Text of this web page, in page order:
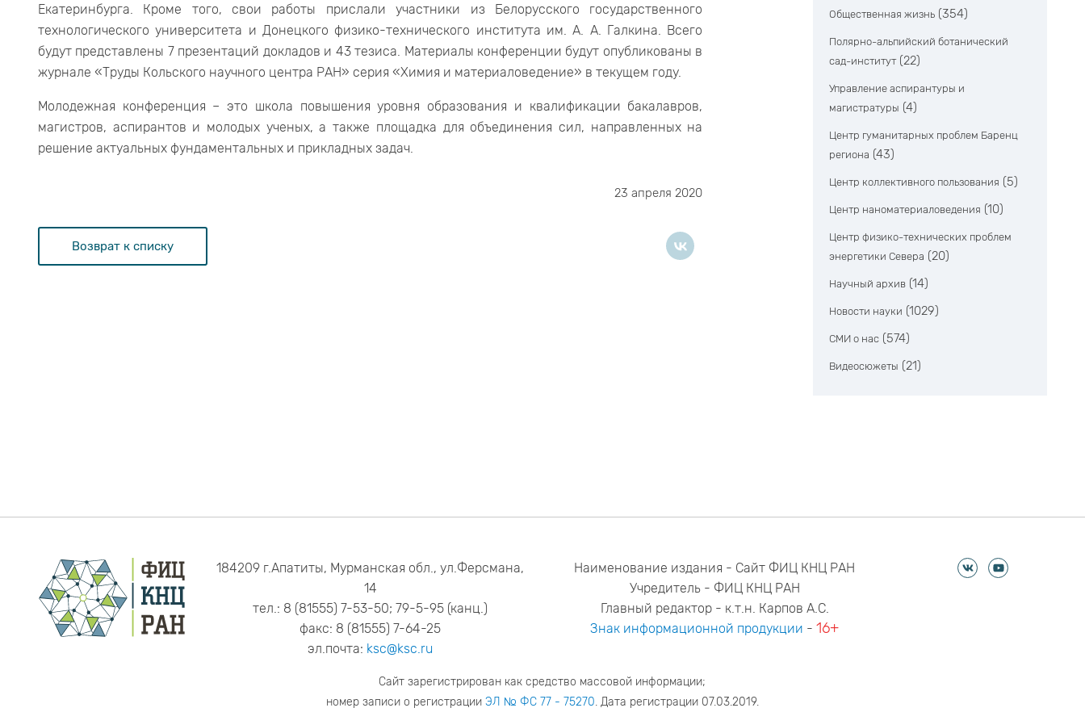
Екатеринбурга. Кроме того, свои работы прислали участники из Белорусского государственного
технологического университета и Донецкого физико-технического института им. А. А. Галкина. Всего
будут представлены 7 презентаций докладов и 43 тезиса. Материалы конференции будут опубликованы в
журнале «Труды Кольского научного центра РАН» серия «Химия и материаловедение» в текущем году.
Молодежная конференция – это школа повышения уровня образования и квалификации бакалавров,
магистров, аспирантов и молодых ученых, а также площадка для объединения сил, направленных на
решение актуальных фундаментальных и прикладных задач.
23 апреля 2020
Возврат к списку
Общественная жизнь (354)
Полярно-альпийский ботанический
сад-институт (22)
Управление аспирантуры и
магистратуры (4)
Центр гуманитарных проблем Баренц
региона (43)
Центр коллективного пользования (5)
Центр наноматериаловедения (10)
Центр физико-технических проблем
энергетики Севера (20)
Научный архив (14)
Новости науки (1029)
СМИ о нас (574)
Видеосюжеты (21)
184209 г.Апатиты, Мурманская обл., ул.Ферсмана,
14
тел.: 8 (81555) 7-53-50; 79-5-95 (канц.)
факс: 8 (81555) 7-64-25
эл.почта: ksc@ksc.ru
Наименование издания - Сайт ФИЦ КНЦ РАН
Учредитель - ФИЦ КНЦ РАН
Главный редактор - к.т.н. Карпов А.С.
Знак информационной продукции -16+
Сайт зарегистрирован как средство массовой информации;
номер записи о регистрации ЭЛ № ФС 77 - 75270. Дата регистрации 07.03.2019.